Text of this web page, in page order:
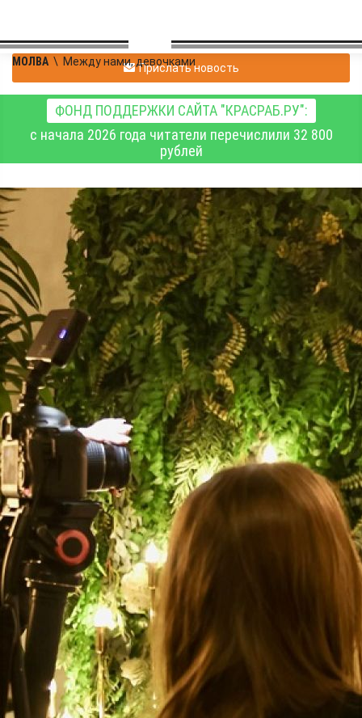
МОЛВА \ Между нами, девочками
Прислать новость
ФОНД ПОДДЕРЖКИ САЙТА "КРАСРАБ.РУ":
с начала 2026 года читатели перечислили 32 800
рублей
id314306805
Между нами, девочками
24.10.2024 13:22
0 688
Свадьба под грифом
"секретно"